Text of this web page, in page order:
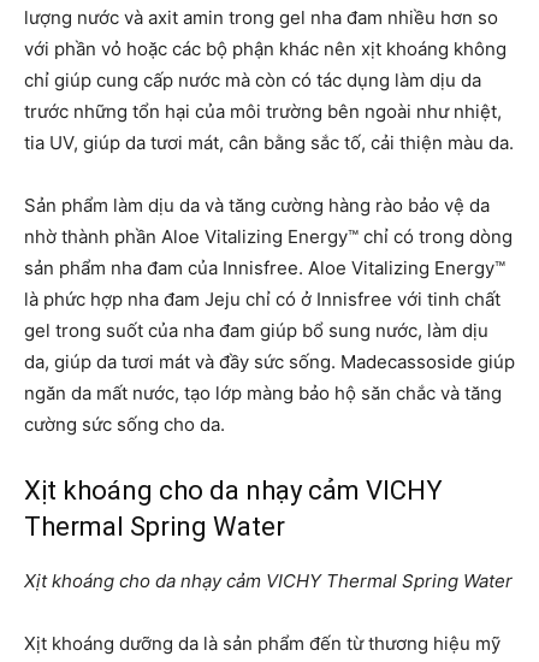
lượng nước và axit amin trong gel nha đam nhiều hơn so
với phần vỏ hoặc các bộ phận khác nên xịt khoáng không
chỉ giúp cung cấp nước mà còn có tác dụng làm dịu da
trước những tổn hại của môi trường bên ngoài như nhiệt,
tia UV, giúp da tươi mát, cân bằng sắc tố, cải thiện màu da.
Sản phẩm làm dịu da và tăng cường hàng rào bảo vệ da
nhờ thành phần Aloe Vitalizing Energy™ chỉ có trong dòng
sản phẩm nha đam của Innisfree. Aloe Vitalizing Energy™
là phức hợp nha đam Jeju chỉ có ở Innisfree với tinh chất
gel trong suốt của nha đam giúp bổ sung nước, làm dịu
da, giúp da tươi mát và đầy sức sống. Madecassoside giúp
ngăn da mất nước, tạo lớp màng bảo hộ săn chắc và tăng
cường sức sống cho da.
Xịt khoáng cho da nhạy cảm VICHY
Thermal Spring Water
Xịt khoáng cho da nhạy cảm VICHY Thermal Spring Water
Xịt khoáng dưỡng da là sản phẩm đến từ thương hiệu mỹ